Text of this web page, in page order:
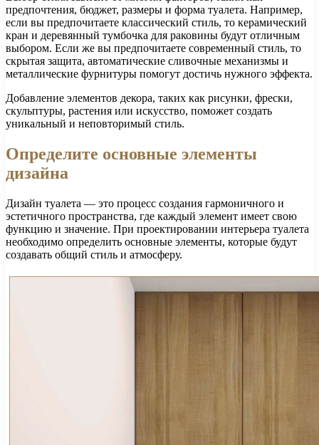
предпочтения, бюджет, размеры и форма туалета. Например,
если вы предпочитаете классический стиль, то керамический
кран и деревянный тумбочка для раковины будут отличным
выбором. Если же вы предпочитаете современный стиль, то
скрытая защита, автоматические сливочные механизмы и
металлические фурнитуры помогут достичь нужного эффекта.
Добавление элементов декора, таких как рисунки, фрески,
скульптуры, растения или искусство, поможет создать
уникальный и неповторимый стиль.
Определите основные элементы
дизайна
Дизайн туалета — это процесс создания гармоничного и
эстетичного пространства, где каждый элемент имеет свою
функцию и значение. При проектировании интерьера туалета
необходимо определить основные элементы, которые будут
создавать общий стиль и атмосферу.